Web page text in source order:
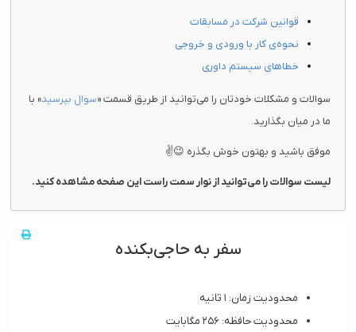
قوانین شرکت در مسابقات
نحوه‌ی کار با ورودی و خروجی
خطاهای سیستم داوری
سوالات و مشکلات خودتان را می‌توانید از طریق قسمت «سوال بپرسید» با
ما در میان بگذارید.
موفق باشید و بهتون خوش بگذره 😉✌
لیست سوالات را می‌توانید از نوار سمت راست این صفحه مشاهده کنید.
سفر به حاجی‌بکنده
محدودیت زمان: ۱ ثانیه
محدودیت حافظه: ۲۵۶ مگابایت